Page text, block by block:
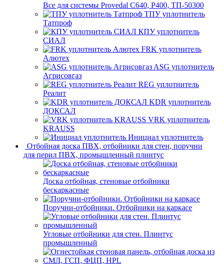
Все для системы Provedal С640, Р400, ТП-50300
ТПУ уплотнитель
Татпроф
КПУ уплотнитель
СИАЛ
FRK уплотнитель
Алютех
ASG уплотнитель
Агрисовгаз
REG уплотнитель
Реалит
KDR уплотнитель
ДОКСАЛ
VRK уплотнитель
KRAUSS
Инициал уплотнитель
Отбойная доска ПВХ, отбойники для стен, поручни
для перил ПВХ, промышленный плинтус
Доска отбойная, стеновые отбойники
бескаркасные
Поручни-отбойники. Отбойники на каркасе
Угловые отбойники для стен. Плинтус
промышленный